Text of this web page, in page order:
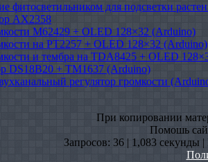
фитосветильником для подсветки
AX2358
M62429 + OLED 128×32 (Arduino)
на PT2257 + OLED 128×32 (Arduino)
и тембра на TDA8425 + OLED
DS18B20 + TM1637 (Arduino)
регулятор громкости
При копировании
Помошь
Запросов: 36 | 1,083 секунды